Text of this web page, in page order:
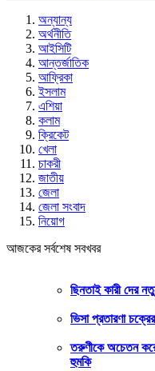
অন্যান্য
অর্থনীতি
আইসিটি
আন্তর্জাতিক
আফ্রিকা
ইসলাম
এশিয়া
কলাম
ক্রিকেট
খেলা
চাকরী
জাতীয়
জেলা
জেলা সংবাদ
নিয়োগ
আজকের সর্বশেষ সবখবর
ছিনতাই কারী দের
ভিসা প্রতারণা
তরুণীকে অচেতন করে
হুমকি